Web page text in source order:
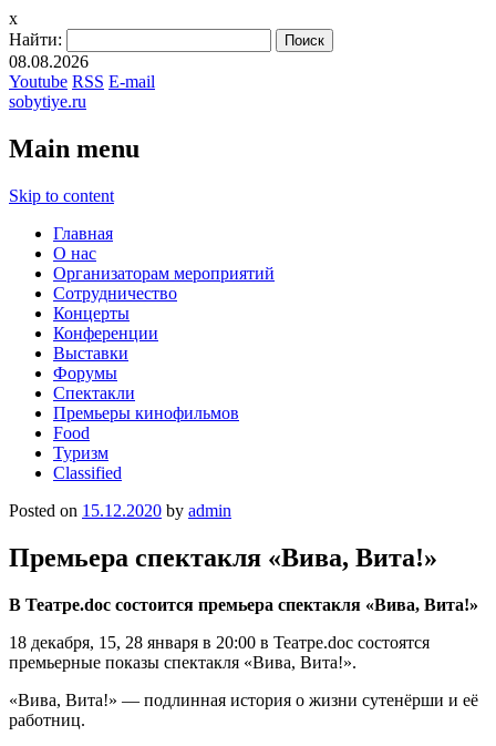
x
Найти:
08.08.2026
Youtube RSS E-mail
sobytiye.ru
Main menu
Skip to content
Главная
О нас
Организаторам мероприятий
Сотрудничество
Концерты
Конференции
Выставки
Форумы
Спектакли
Премьеры кинофильмов
Food
Туризм
Сlassified
Posted on 15.12.2020 by admin
Премьера спектакля «Вива, Вита!»
В Театре.doc состоится премьера спектакля «Вива, Вита!»
18 декабря, 15, 28 января в 20:00 в Театре.doc состоятся
премьерные показы спектакля «Вива, Вита!».
«Вива, Вита!» — подлинная история о жизни сутенёрши и её
работниц.